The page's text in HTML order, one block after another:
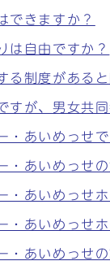
できますか？
は自由ですか？
る制度がある
すが、男女共
・あいめっせ
・あいめっせ
・あいめっせ
・あいめっせ
・あいめっせ